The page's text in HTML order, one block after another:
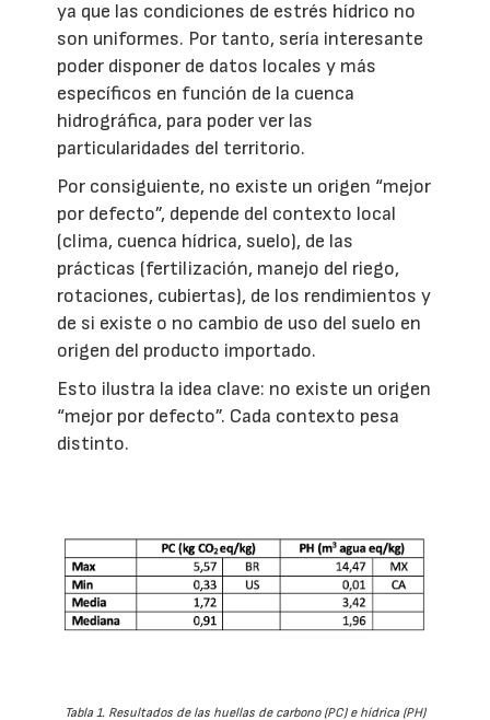
ya que las condiciones de estrés hídrico no
son uniformes. Por tanto, sería interesante
poder disponer de datos locales y más
específicos en función de la cuenca
hidrográfica, para poder ver las
particularidades del territorio.
Por consiguiente, no existe un origen “mejor
por defecto”, depende del contexto local
(clima, cuenca hídrica, suelo), de las
prácticas (fertilización, manejo del riego,
rotaciones, cubiertas), de los rendimientos y
de si existe o no cambio de uso del suelo en
origen del producto importado.
Esto ilustra la idea clave: no existe un origen
“mejor por defecto”. Cada contexto pesa
distinto.
Tabla 1. Resultados de las huellas de carbono (PC) e hídrica (PH)